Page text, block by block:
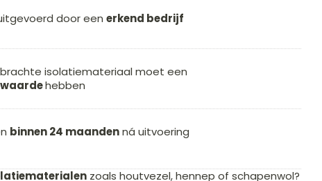
door een erkend bedrijf
isolatiemateriaal moet een
hebben
binnen 24 maandenná uitvoering
zoals houtvezel, hennep of schapenwol?